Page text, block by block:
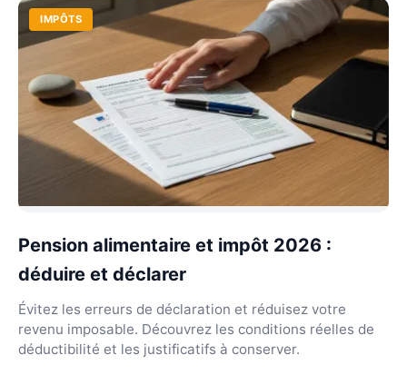
IMPÔTS
Pension alimentaire et impôt 2026 :
déduire et déclarer
Évitez les erreurs de déclaration et réduisez votre
revenu imposable. Découvrez les conditions réelles de
déductibilité et les justificatifs à conserver.